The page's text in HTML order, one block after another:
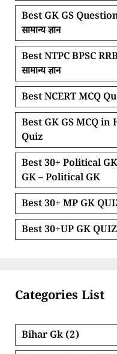
Best GK GS
सामान्य ज्ञान
Best NTPC BPSC
सामान्य ज्ञान
Best NCERT MCQ
Best GK GS MCQ in
Quiz
Best 30+ Political
GK – Political GK
Best 30+ MP GK
Best 30+UP GK
Categories List
Bihar Gk (2)